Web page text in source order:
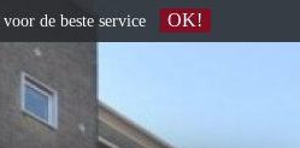
voor de beste service OK!